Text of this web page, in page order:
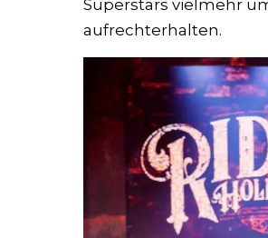
Superstars vielmehr
aufrechterhalten.